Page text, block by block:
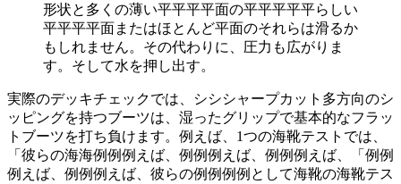
形状と多くの薄い平平平平面の平平平平平らしい
平平平平面またはほとんど平面のそれらは滑るか
もしれません。その代わりに、圧力も広がりま
す。そして水を押し出す。
実際のデッキチェックでは、シシシャープカット多方向のシ
ッピングを持つブーツは、湿ったグリップで基本的なフラッ
トブーツを打ち負けます。例えば、1つの海靴テストでは、
「彼らの海海例例例えば、例例例えば、例例例えば、「例例
例えば、例例例えば、彼らの例例例例として海靴の海靴テス